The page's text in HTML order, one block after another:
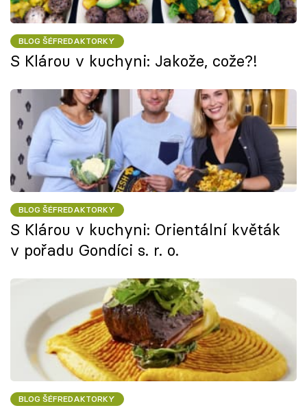
BLOG ŠÉFREDAKTORKY
S Klárou v kuchyni: Jakože, cože?!
BLOG ŠÉFREDAKTORKY
S Klárou v kuchyni: Orientální květák
v pořadu Gondíci s. r. o.
BLOG ŠÉFREDAKTORKY